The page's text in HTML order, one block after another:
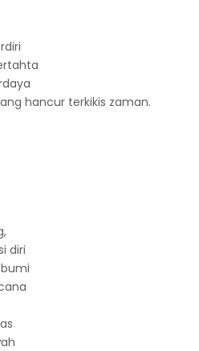
hancur terkikis zaman.
diri